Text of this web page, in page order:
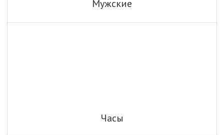
Мужские
Часы